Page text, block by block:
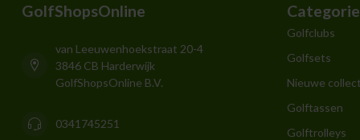
GolfShopsOnline
van Leeuwenhoekstraat 20-4
3846 CB Harderwijk
GolfShopsOnline B.V.
0341745251
Golfclubs
Golfsets
Nieuwe
Golftassen
Golftrolleys